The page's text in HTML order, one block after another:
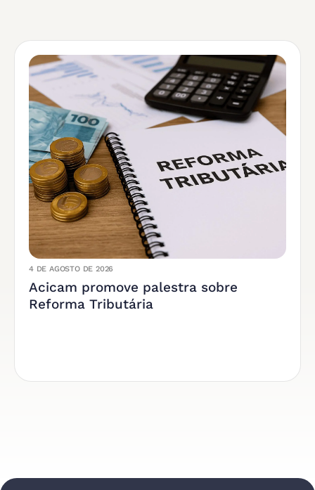
4 DE AGOSTO DE 2026
Acicam promove palestra sobre
Reforma Tributária